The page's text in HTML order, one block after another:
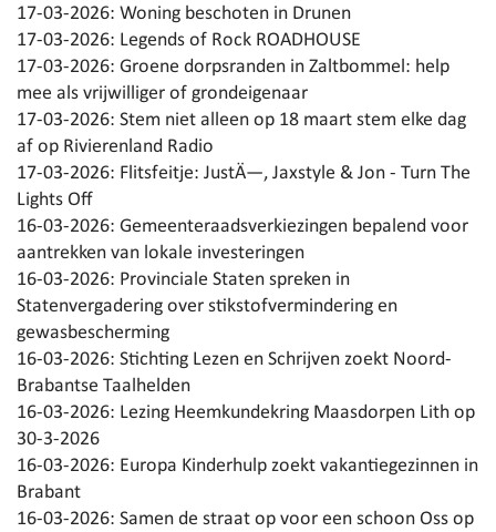
17-03-2026: Woning beschoten in Drunen
17-03-2026: Legends of Rock ROADHOUSE
17-03-2026: Groene dorpsranden in Zaltbommel: help
mee als vrijwilliger of grondeigenaar
17-03-2026: Stem niet alleen op 18 maart stem elke dag
af op Rivierenland Radio
17-03-2026: Flitsfeitje: JustÄ—, Jaxstyle & Jon - Turn The
Lights Off
16-03-2026: Gemeenteraadsverkiezingen bepalend voor
aantrekken van lokale investeringen
16-03-2026: Provinciale Staten spreken in
Statenvergadering over stikstofvermindering en
gewasbescherming
16-03-2026: Stichting Lezen en Schrijven zoekt Noord-
Brabantse Taalhelden
16-03-2026: Lezing Heemkundekring Maasdorpen Lith op
30-3-2026
16-03-2026: Europa Kinderhulp zoekt vakantiegezinnen in
Brabant
16-03-2026: Samen de straat op voor een schoon Oss op